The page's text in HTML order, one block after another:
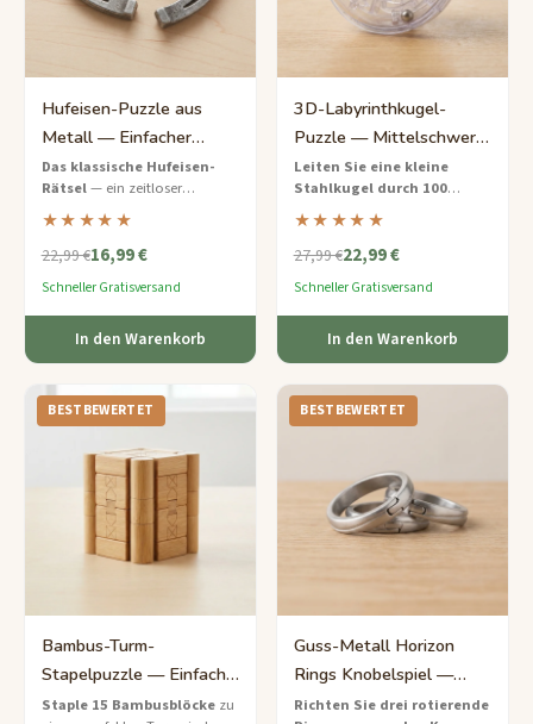
Hufeisen-Puzzle aus
Metall — Einfacher
Klassiker zum Entwirren
Das klassische Hufeisen-
Rätsel— ein zeitloser
Publikumsliebling und eines
unserer meistverkauften
Denksportspiele.
★★★★★
22,99 €16,99 €
Schneller Gratisversand
In den Warenkorb
3D-Labyrinthkugel-
Puzzle — Mittelschwer
mit 100 Hindernissen
Leiten Sie eine kleine
Stahlkugel durch 100
Barrieren in dieser
transparenten 3D-
Labyrinthkugel — unser
★★★★★
27,99 €22,99 €
Schneller Gratisversand
In den Warenkorb
BESTBEWERTET
Bambus-Turm-
Stapelpuzzle — Einfache
Öko-Bauherausforderung
Staple 15 Bambusblöckezu
BESTBEWERTET
Guss-Metall Horizon
Rings Knobelspiel —
Leichtes Drehring-
Richten Sie drei rotierende